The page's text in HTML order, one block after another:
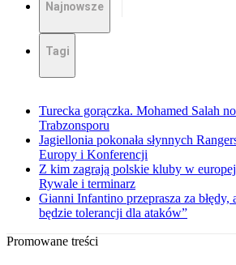
Najnowsze
Tagi
Turecka gorączka. Mohamed Salah
Trabzonsporu
Jagiellonia pokonała słynnych
Europy i Konferencji
Z kim zagrają polskie kluby w
Rywale i terminarz
Gianni Infantino przeprasza za błędy,
będzie tolerancji dla ataków”
Promowane treści